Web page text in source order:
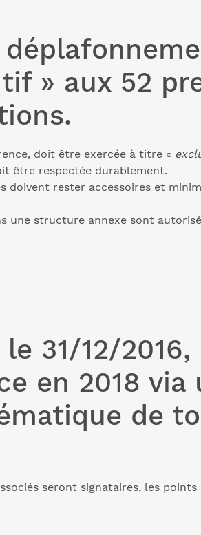
» aux 52
doit être exercée à titre «
être respectée durablement.
doivent rester accessoires et
une structure annexe sont
31/12/
en 2018
de
seront signataires, les